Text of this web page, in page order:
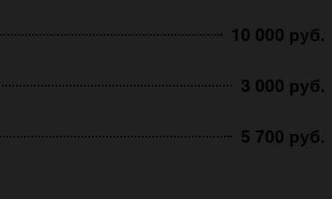
10 000 руб.
3 000 руб.
5 700 руб.